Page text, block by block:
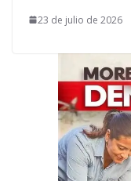
23 de julio de 2026